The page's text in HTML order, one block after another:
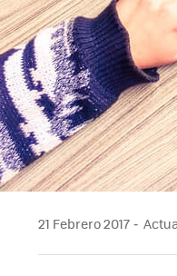
21 Febrero 2017